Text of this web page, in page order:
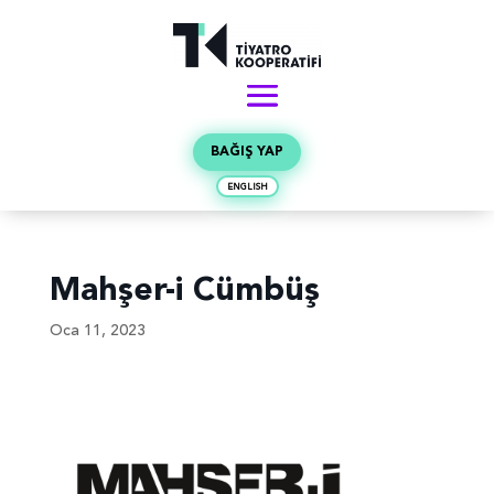
BAĞIŞ YAP
ENGLISH
Mahşer-i Cümbüş
Oca 11, 2023